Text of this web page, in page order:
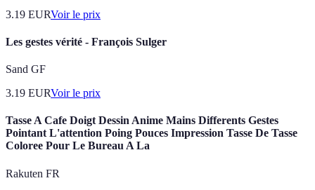
3.19 EURVoir le prix
Les gestes vérité - François Sulger
Sand GF
3.19 EURVoir le prix
Tasse A Cafe Doigt Dessin Anime Mains Differents Gestes
Pointant L'attention Poing Pouces Impression Tasse De Tasse
Coloree Pour Le Bureau A La
Rakuten FR